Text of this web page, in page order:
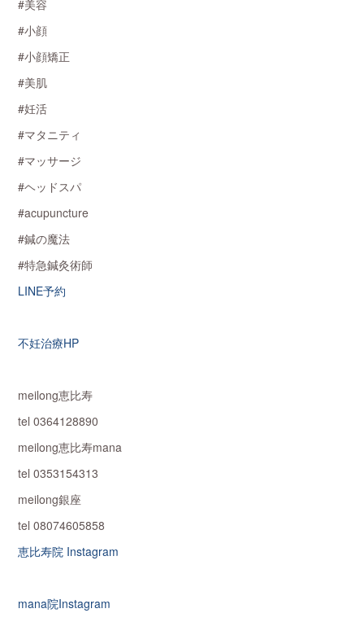
#美容
#小顔
#小顔矯正
#美肌
#妊活
#マタニティ
#マッサージ
#ヘッドスパ
#acupuncture
#鍼の魔法
#特急鍼灸術師
LINE予約
不妊治療HP
meilong恵比寿
tel 0364128890
meilong恵比寿mana
tel 0353154313
meilong銀座
tel 08074605858
恵比寿院 Instagram
mana院Instagram